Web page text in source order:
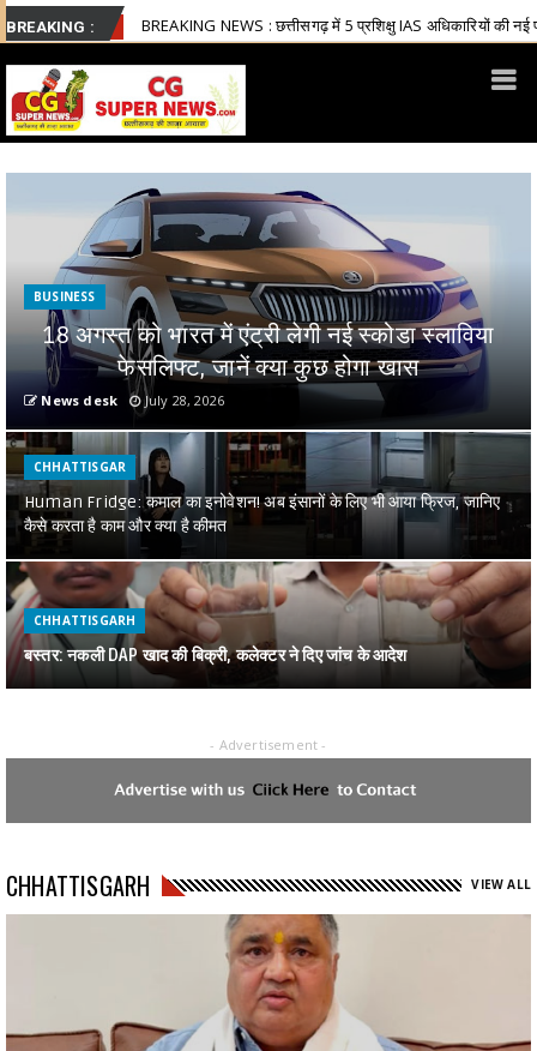
BREAKING :NEWS : छत्तीसगढ़ में 5 प्रशिक्षु IAS अधिकारियों की नई पदस्थापना
BUSINESS
18 अगस्त को भारत में एंट्री लेगी नई स्कोडा स्लाविया
फेसलिफ्ट, जानें क्या कुछ होगा खास
News desk July 28, 2026
CHHATTISGAR
Human Fridge: कमाल का इनोवेशन! अब इंसानों के लिए भी आया फ्रिज, जानिए
कैसे करता है काम और क्या है कीमत
CHHATTISGARH
बस्तर: नकली DAP खाद की बिक्री, कलेक्टर ने दिए जांच के आदेश
जगदलपुर में पकड़ाया 1 करोड़ का गांजा
रायपुर : स्वेच्छानुदान मद से सुदूर वनांचल स्थित स्वामी आत्मानंद स्कूल, मांझीगुडा को
10 कंप्यूटर प्रदत्त
- Advertisement -
CHHATTISGARH VIEW ALL